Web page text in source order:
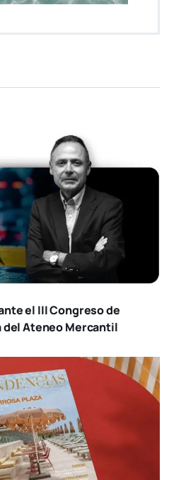
el III Congreso de
Ateneo Mercantil